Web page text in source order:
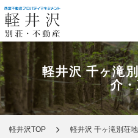
軽井沢 千ヶ滝
介
軽井沢TOP
軽井沢 千ヶ滝別荘地